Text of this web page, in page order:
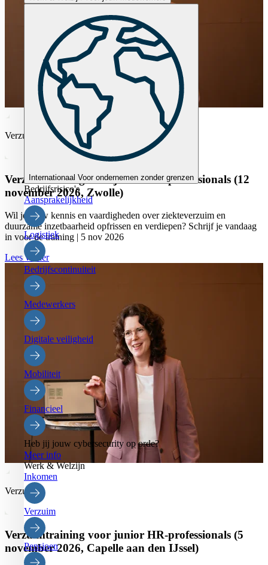
Internationaal Voor ondernemen zonder grenzen
Bedrijfsrisico's
Aansprakelijkheid
Logistiek
Bedrijfscontinuiteit
Medewerkers
Digitale veiligheid
Mobiliteit
Financieel
Heb jij jouw cybersecurity op orde?
Meer info
Werk & Welzijn
Inkomen
Verzuim
Pensioen
Verzuim
Verzuimtraining voor junior HR-professionals (12
november 2026, Zwolle)
Wil je jouw kennis en vaardigheden over ziekteverzuim en
duurzame inzetbaarheid opfrissen en verdiepen? Schrijf je vandaag
in voor de training | 5 nov 2026
Lees verder
Verzuim
Verzuimtraining voor junior HR-professionals (5
november 2026, Capelle aan den IJssel)